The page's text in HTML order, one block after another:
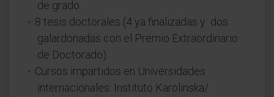
de grado.
8 tesis doctorales (4 ya finalizadas y dos
galardonadas con el Premio Extraordinario
de Doctorado).
Cursos impartidos en Universidades
internacionales: Instituto Karolinska/